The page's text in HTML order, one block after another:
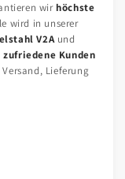
wirhöchste
wird in unserer
V2Aund
zufriedene Kunden
Lieferung